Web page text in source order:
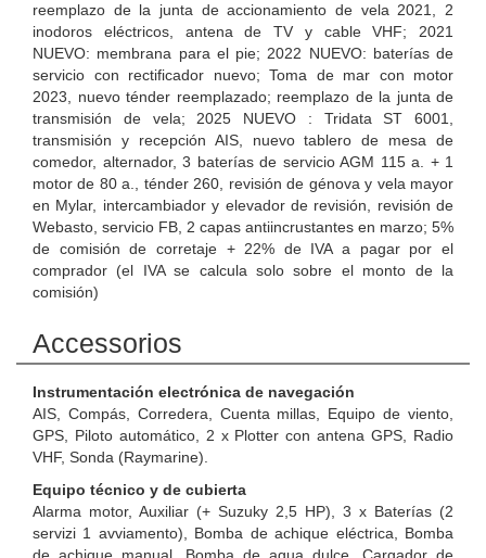
reemplazo de la junta de accionamiento de vela 2021, 2
inodoros eléctricos, antena de TV y cable VHF; 2021
NUEVO: membrana para el pie; 2022 NUEVO: baterías de
servicio con rectificador nuevo; Toma de mar con motor
2023, nuevo ténder reemplazado; reemplazo de la junta de
transmisión de vela; 2025 NUEVO : Tridata ST 6001,
transmisión y recepción AIS, nuevo tablero de mesa de
comedor, alternador, 3 baterías de servicio AGM 115 a. + 1
motor de 80 a., ténder 260, revisión de génova y vela mayor
en Mylar, intercambiador y elevador de revisión, revisión de
Webasto, servicio FB, 2 capas antiincrustantes en marzo; 5%
de comisión de corretaje + 22% de IVA a pagar por el
comprador (el IVA se calcula solo sobre el monto de la
comisión)
Accessorios
Instrumentación electrónica de navegación
AIS, Compás, Corredera, Cuenta millas, Equipo de viento,
GPS, Piloto automático, 2 x Plotter con antena GPS, Radio
VHF, Sonda (Raymarine).
Equipo técnico y de cubierta
Alarma motor, Auxiliar (+ Suzuky 2,5 HP), 3 x Baterías (2
servizi 1 avviamento), Bomba de achique eléctrica, Bomba